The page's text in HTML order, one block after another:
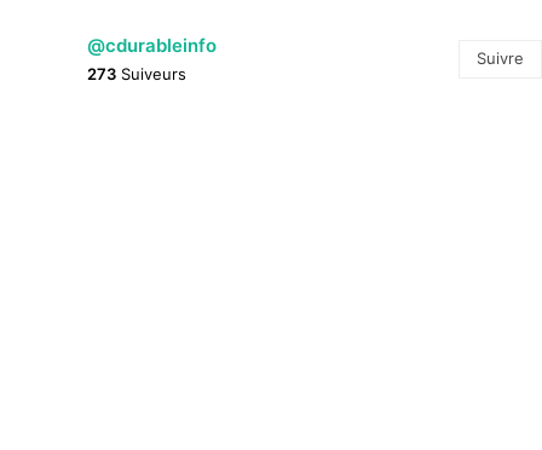
@cdurableinfo
273 Suiveurs
Suivre